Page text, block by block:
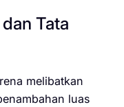
Tata
melibatkan
luas